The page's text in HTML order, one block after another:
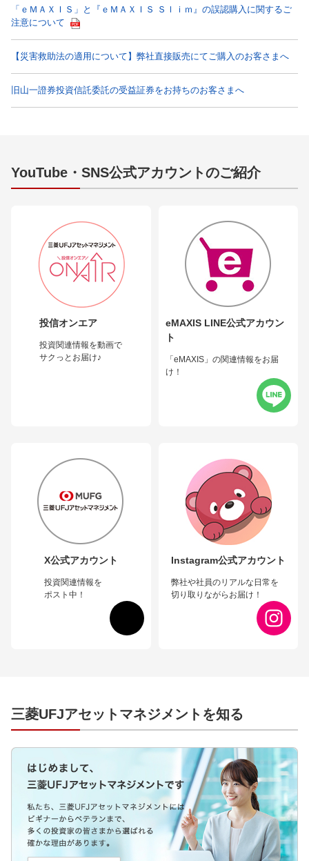
「ｅＭＡＸＩＳ」と『ｅＭＡＸＩＳ Ｓｌｉｍ』の誤認購入に関するご
注意について
【災害救助法の適用について】弊社直接販売にてご購入のお客さまへ
旧山一證券投資信託委託の受益証券をお持ちのお客さまへ
YouTube・SNS公式アカウントのご紹介
投信オンエア
投資関連情報を動画で
サクっとお届け♪
eMAXIS LINE公式アカウン
ト
「eMAXIS」の関連情報をお届
け！
X公式アカウント
投資関連情報を
ポスト中！
Instagram公式アカウント
弊社や社員のリアルな日常を
切り取りながらお届け！
三菱UFJアセットマネジメントを知る